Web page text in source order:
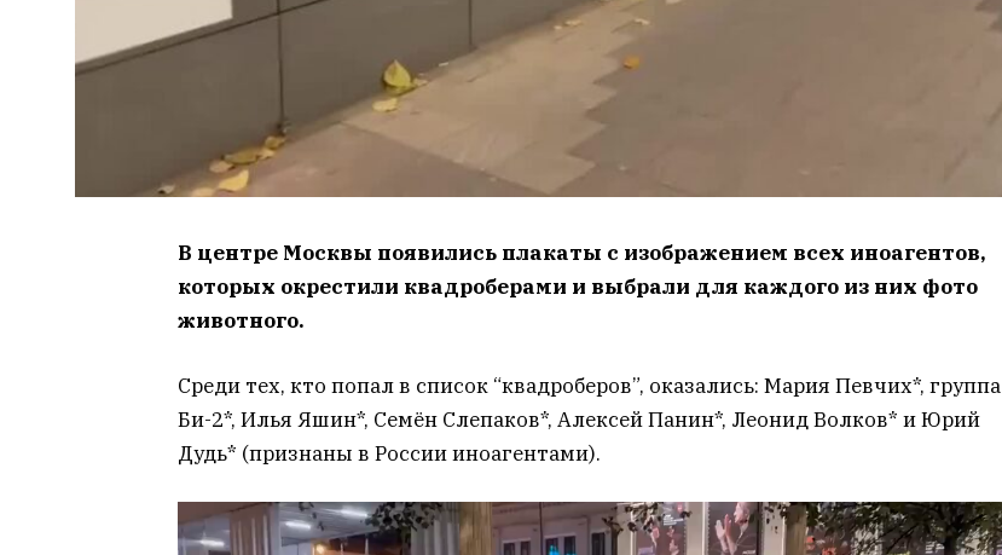
В центре Москвы появились плакаты с изображением всех иноагентов,
которых окрестили квадроберами и выбрали для каждого из них фото
животного.
Среди тех, кто попал в список “квадроберов”, оказались: Мария Певчих*, группа
Би-2*, Илья Яшин*, Семён Слепаков*, Алексей Панин*, Леонид Волков* и Юрий
Дудь* (признаны в России иноагентами).